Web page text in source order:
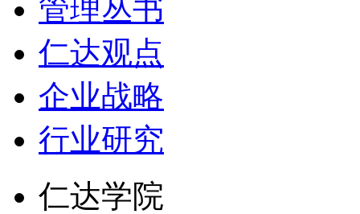
管理丛书
仁达观点
企业战略
行业研究
仁达学院